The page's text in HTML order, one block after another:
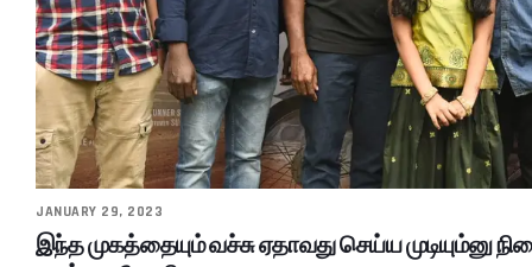
JANUARY 29, 2023
இந்த முகத்தையும் வச்சு ஏதாவது செய்ய முடியும்னு